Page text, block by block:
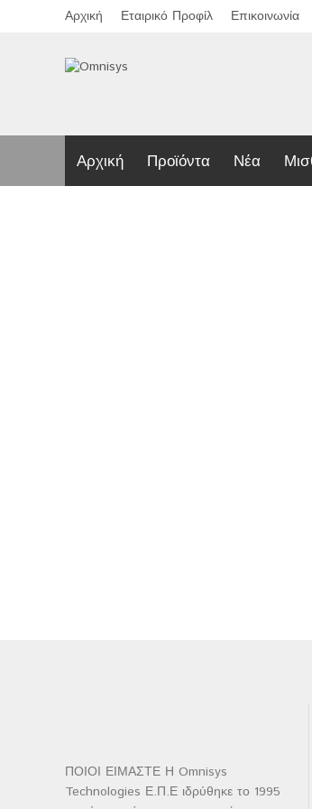
Αρχική Εταιρικό Προφίλ Επικοινωνία
Αρχική Προϊόντα Νέα
ΠΟΙΟΙ ΕΙΜΑΣΤΕ Η Omnisys
Technologies Ε.Π.Ε ιδρύθηκε το 1995